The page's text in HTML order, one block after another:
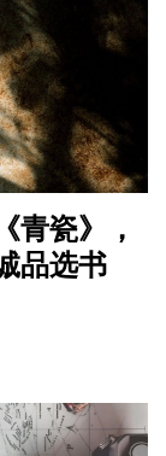
青瓷》，
品选书